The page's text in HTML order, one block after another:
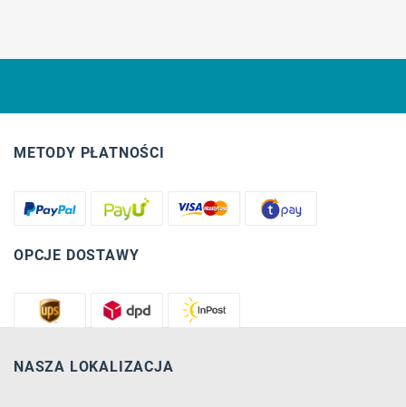
METODY PŁATNOŚCI
OPCJE DOSTAWY
NASZA LOKALIZACJA